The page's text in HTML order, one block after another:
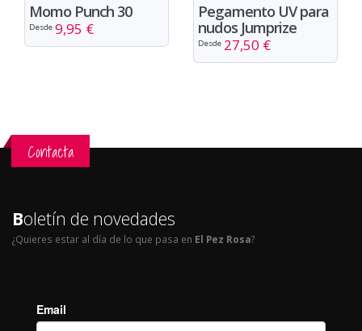
Momo Punch 30
Desde 9,95 €
Pegamento UV para
nudos Jumprize
Desde 27,50 €
Contacta
Boletín de novedades
¿Quieres estar al día de lo que pasa en El Pez Rosa?